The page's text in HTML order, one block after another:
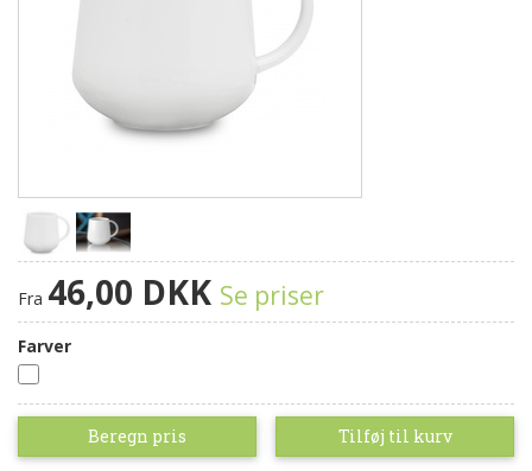
Fra 46,00 DKK Se priser
Farver
Hvid
Beregn pris Tilføj til kurv